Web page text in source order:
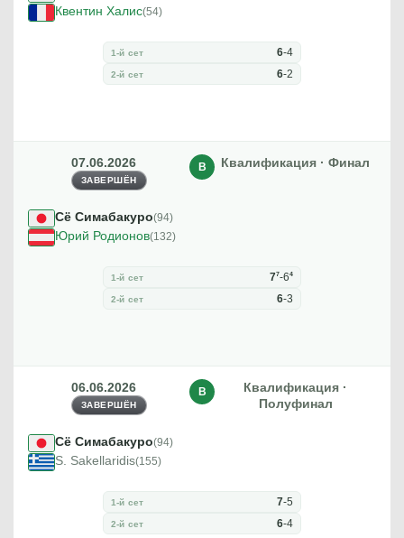
Квентин Халис(54)
1-й сет 6-4
2-й сет 6-2
07.06.2026
ЗАВЕРШЁН
Квалификация · Финал
В
Сё Симабакуро(94)
Юрий Родионов(132)
1-й сет 77-64
2-й сет 6-3
06.06.2026
ЗАВЕРШЁН
Квалификация ·
Полуфинал
В
Сё Симабакуро(94)
S. Sakellaridis(155)
1-й сет 7-5
2-й сет 6-4